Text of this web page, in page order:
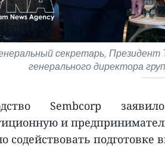
секретарь,
генерального директора
Sembcorp
и
содействовать